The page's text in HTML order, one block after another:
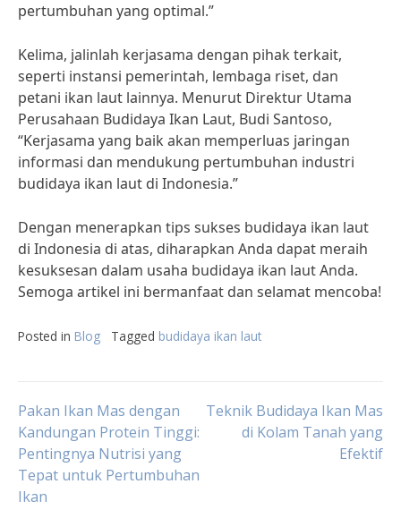
pertumbuhan yang optimal.”
Kelima, jalinlah kerjasama dengan pihak terkait,
seperti instansi pemerintah, lembaga riset, dan
petani ikan laut lainnya. Menurut Direktur Utama
Perusahaan Budidaya Ikan Laut, Budi Santoso,
“Kerjasama yang baik akan memperluas jaringan
informasi dan mendukung pertumbuhan industri
budidaya ikan laut di Indonesia.”
Dengan menerapkan tips sukses budidaya ikan laut
di Indonesia di atas, diharapkan Anda dapat meraih
kesuksesan dalam usaha budidaya ikan laut Anda.
Semoga artikel ini bermanfaat dan selamat mencoba!
Posted in Blog Tagged budidaya ikan laut
Post
navigation
Pakan Ikan Mas dengan
Kandungan Protein Tinggi:
Pentingnya Nutrisi yang
Tepat untuk Pertumbuhan
Ikan
Teknik Budidaya Ikan Mas
di Kolam Tanah yang
Efektif